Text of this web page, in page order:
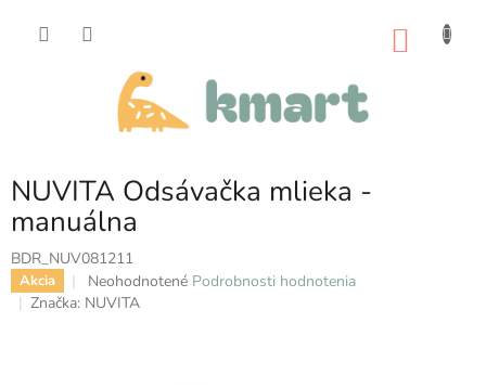
NUVITA Odsávačka mlieka -
manuálna
BDR_NUV081211
Akcia
Priemerné
hodnotenie
Neohodnotené Podrobnosti hodnotenia
Značka: NUVITA